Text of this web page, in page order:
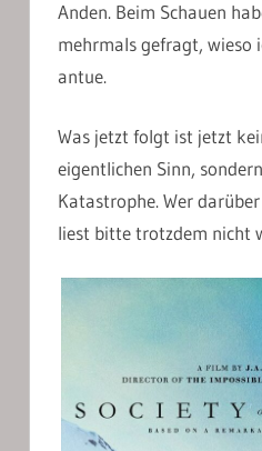
Anden. Beim Schauen
mehrmals gefragt, wieso
antue.
Was jetzt folgt ist jetzt
eigentlichen Sinn,
Katastrophe. Wer
liest bitte trotzdem nicht